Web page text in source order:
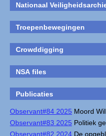
Nationaal
Troepenbewegingen
Crowddigging
NSA files
Publicaties
Observant#84 2025 Moord
Observant#83 2025 Politiek
Observant#82 2024 De